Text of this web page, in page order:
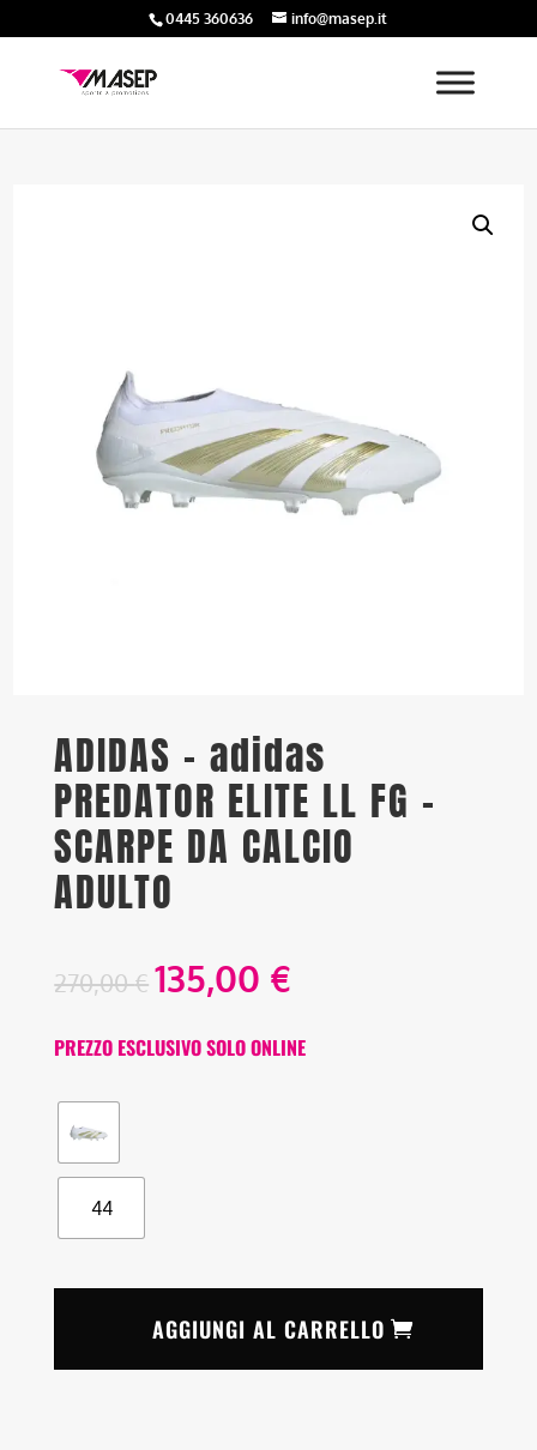
0445 360636 info@masep.it
ADIDAS – adidas
PREDATOR ELITE LL FG –
SCARPE DA CALCIO
ADULTO
270,00€ 135,00 €
PREZZO ESCLUSIVO SOLO ONLINE
44
AGGIUNGI AL CARRELLO